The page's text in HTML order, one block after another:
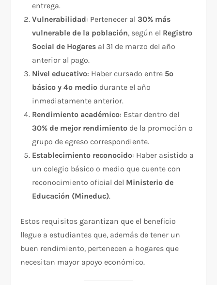
entrega.
Vulnerabilidad: Pertenecer al30% más
vulnerable de la población, según el Registro
Social de Hogares al 31 de marzo del año
anterior al pago.
Nivel educativo: Haber cursado entre 5º
básico y 4º medio durante el año
inmediatamente anterior.
Rendimiento académico: Estar dentro del
30% de mejor rendimiento de la promoción o
grupo de egreso correspondiente.
Establecimiento reconocido: Haber asistido a
un colegio básico o medio que cuente con
reconocimiento oficial del Ministerio de
Educación (Mineduc).
Estos requisitos garantizan que el beneficio
llegue a estudiantes que, además de tener un
buen rendimiento, pertenecen a hogares que
necesitan mayor apoyo económico.